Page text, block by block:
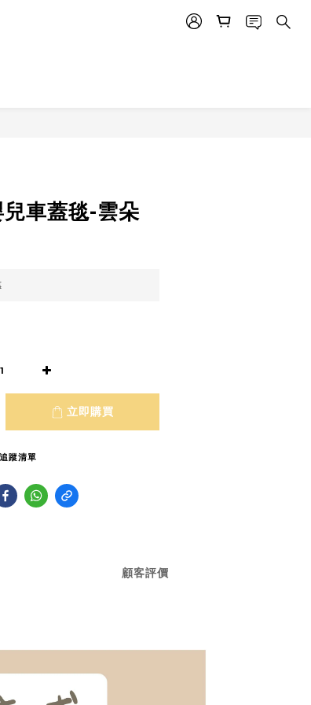
車蓋毯-雲朵
立即購買
蹤清單
顧客評價